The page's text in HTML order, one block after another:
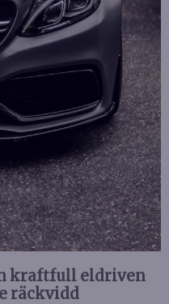
kraftfull eldriven
räckvidd